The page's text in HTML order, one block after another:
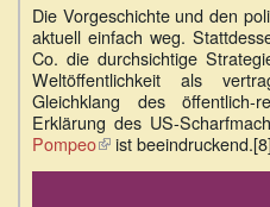
Die Vorgeschichte und den
aktuell einfach weg.
Co. die durchsichtige
Weltöffentlichkeit als
Gleichklang des
Erklärung des US-
Pompeo(Linkist beeindruckend.[8]